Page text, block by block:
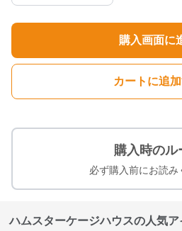
購入画面に
カートに追
購入時のル
必ず購入前にお読み
ハムスターケージハウスの人気ア